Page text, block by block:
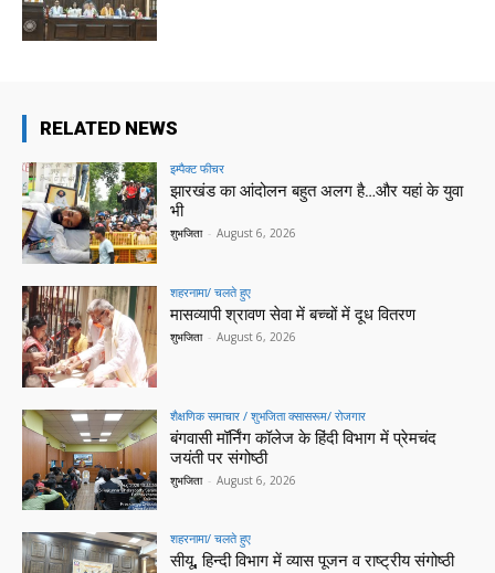
RELATED NEWS
इम्पैक्ट फीचर
झारखंड का आंदोलन बहुत अलग है…और यहां के युवा
भी
शुभजिता - August 6, 2026
शहरनामा/ चलते हुए
मासव्यापी श्रावण सेवा में बच्चों में दूध वितरण
शुभजिता - August 6, 2026
शैक्षणिक समाचार / शुभजिता क्सासरूम/ रोजगार
बंगवासी मॉर्निंग कॉलेज के हिंदी विभाग में प्रेमचंद
जयंती पर संगोष्ठी
शुभजिता - August 6, 2026
शहरनामा/ चलते हुए
सीयू, हिन्दी विभाग में व्यास पूजन व राष्ट्रीय संगोष्ठी